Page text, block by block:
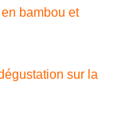
bambou et
sur la